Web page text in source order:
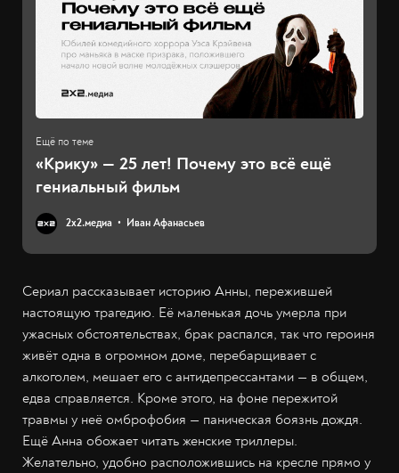
«Крику» — 25 лет! Почему это всё ещё
гениальный фильм
2х2.медиа Иван Афанасьев
Сериал рассказывает историю Анны, пережившей
настоящую трагедию. Её маленькая дочь умерла при
ужасных обстоятельствах, брак распался, так что героиня
живёт одна в огромном доме, перебарщивает с
алкоголем, мешает его с антидепрессантами — в общем,
едва справляется. Кроме этого, на фоне пережитой
травмы у неё омброфобия — паническая боязнь дождя.
Ещё Анна обожает читать женские триллеры.
Желательно, удобно расположившись на кресле прямо у